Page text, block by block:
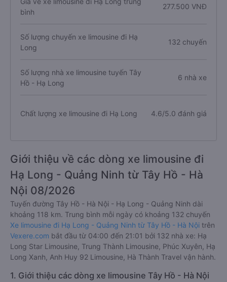
bình
277.500 VNĐ
Số lượng chuyến xe limousine đi Hạ
Long
132 chuyến
Số lượng nhà xe limousine tuyến Tây
Hồ - Hạ Long
6 nhà xe
Chất lượng xe limousine đi Hạ Long 4.6/5.0 đánh giá
Giới thiệu về các dòng xe limousine đi
Hạ Long - Quảng Ninh từ Tây Hồ - Hà
Nội 08/2026
Tuyến đường Tây Hồ - Hà Nội - Hạ Long - Quảng Ninh dài
khoảng 118 km. Trung bình mỗi ngày có khoảng 132 chuyến
Xe limousine đi Hạ Long - Quảng Ninh từ Tây Hồ - Hà Nội trên
Vexere.com bắt đầu từ 04:00 đến 21:01 bởi 132 nhà xe: Hạ
Long Star Limousine, Trung Thành Limousine, Phúc Xuyên, Hạ
Long Xanh, Anh Huy 92 Limousine, Hà Thành Travel vận hành.
1. Giới thiệu các dòng xe limousine Tây Hồ - Hà Nội